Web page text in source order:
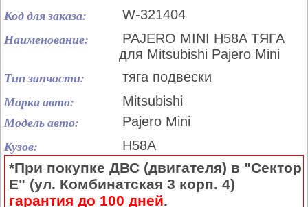
Код для заказа: W-321404
Наименование:
PAJERO MINI H58A ТЯГА
для Mitsubishi Pajero Mini
Тип запчасти: тяга подвески
Марка авто: Mitsubishi
Модель авто: Pajero Mini
Кузов: H58A
*При покупке ДВС (двигателя) в "Сектор
Е" (ул. Комбинатская 3 корп. 4)
гарантия до 100 дней.